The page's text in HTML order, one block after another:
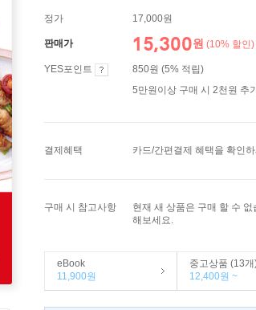
정가 17,000원
판매가 15,300원 (10% 할인)
YES포인트
850원 (5% 적립)
5만원이상 구매 시 2천원 추
결제혜택 카드/간편결제 혜택을 확인
구매 시 참고사항
현재 새 상품은 구매 할 수
해보세요.
eBook
11,900원
중고상품 (13개
12,400원 ~